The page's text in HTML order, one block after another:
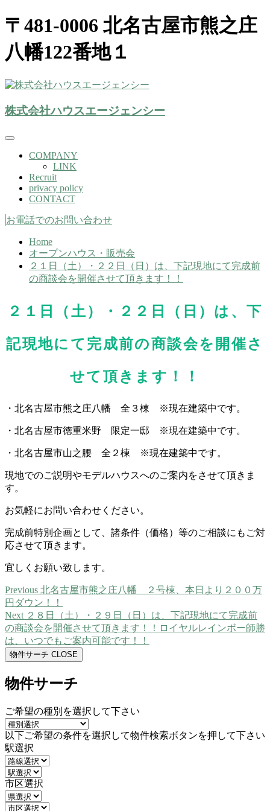
〒481-0006 北名古屋市熊之庄
八幡122番地１
株式会社ハウスエージェンシー
株式会社ハウスエージェンシー
COMPANY
LINK
Recruit
privacy policy
CONTACT
お電話でのお問い合わせ
Home
オープンハウス・販売会
２１日（土）・２２日（日）は、下記現地にて完成前
の商談会を開催させて頂きます！！
２１日（土）・２２日（日）は、下
記現地にて完成前の商談会を開催さ
せて頂きます！！
・北名古屋市熊之庄八幡 全３棟 ※現在建築中です。
・北名古屋市徳重米野 限定一邸 ※現在建築中です。
・北名古屋市山之腰 全２棟 ※現在建築中です。
現地でのご説明やモデルハウスへのご案内をさせて頂きま
す。
お気軽にお問い合わせください。
完成前特別企画として、諸条件（価格）等のご相談にもご対
応させて頂きます。
宜しくお願い致します。
投
稿
ナ
ビ
ー
シ
ョ
ン
Previous Previous
post:
北名古屋市熊之庄八幡 ２号棟、本日より２００万
円ダウン！！
Next Next
post:
２８日（土）・２９日（日）は、下記現地にて完成前
の商談会を開催させて頂きます！！ロイヤルレインボー師勝
は、いつでもご案内可能です！！
物件サーチ CLOSE
物件サーチ
ご希望の種別を選択して下さい
以下ご希望の条件を選択して物件検索ボタンを押して下さい
駅選択
市区選択